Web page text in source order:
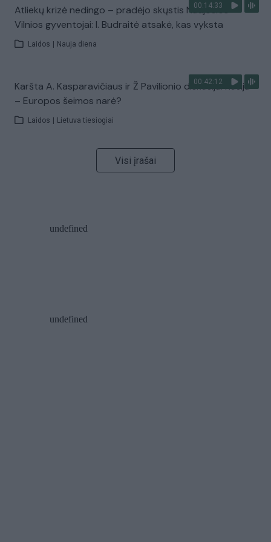
00:14:33
Atliekų krizė nedingo – pradėjo skųstis Naujosios
Vilnios gyventojai: I. Budraitė atsakė, kas vyksta
Laidos Nauja diena
00:42:12
Karšta A. Kasparavičiaus ir Ž Pavilionio diskusija: Rusija
– Europos šeimos narė?
Laidos Lietuva tiesiogiai
Visi įrašai